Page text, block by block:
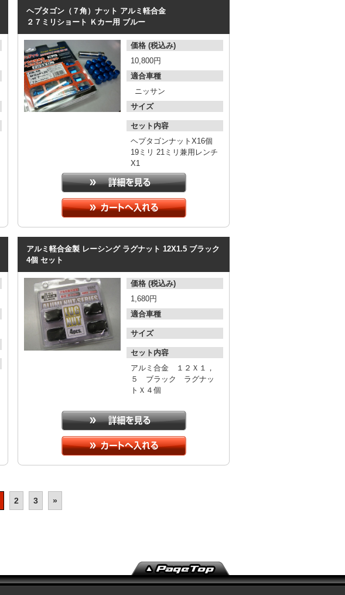
ヘプタゴン（７角）ナット アルミ軽合金
２７ミリショート Ｋカー用 ブルー
価格 (税込み)
10,800円
適合車種
ニッサン
サイズ
セット内容
ヘプタゴンナットX16個
19ミリ 21ミリ兼用レンチ
X1
アルミ軽合金製 レーシング ラグナット 12X1.5 ブラック
4個 セット
価格 (税込み)
1,680円
適合車種
サイズ
セット内容
アルミ合金 １２Ｘ１，
５ ブラック ラグナッ
トＸ４個
2 3 »